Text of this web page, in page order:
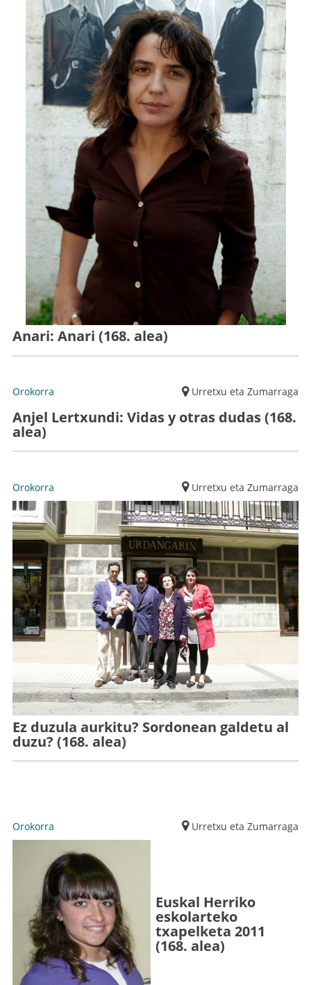
Anari: Anari (168. alea)
Orokorra Urretxu eta Zumarraga
Anjel Lertxundi: Vidas y otras dudas (168.
alea)
Orokorra Urretxu eta Zumarraga
Ez duzula aurkitu? Sordonean galdetu al
duzu? (168. alea)
Orokorra Urretxu eta Zumarraga
Euskal Herriko
eskolarteko
txapelketa 2011
(168. alea)